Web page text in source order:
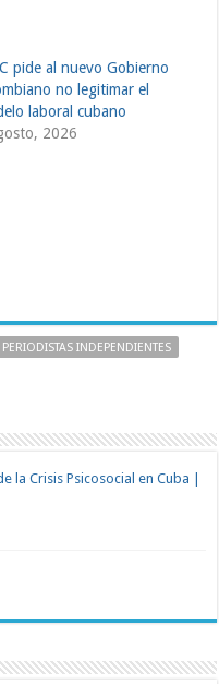
pide al nuevo Gobierno
no legitimar el
laboral cubano
2026
PERIODISTAS INDEPENDIENTES
la Crisis Psicosocial en Cuba |